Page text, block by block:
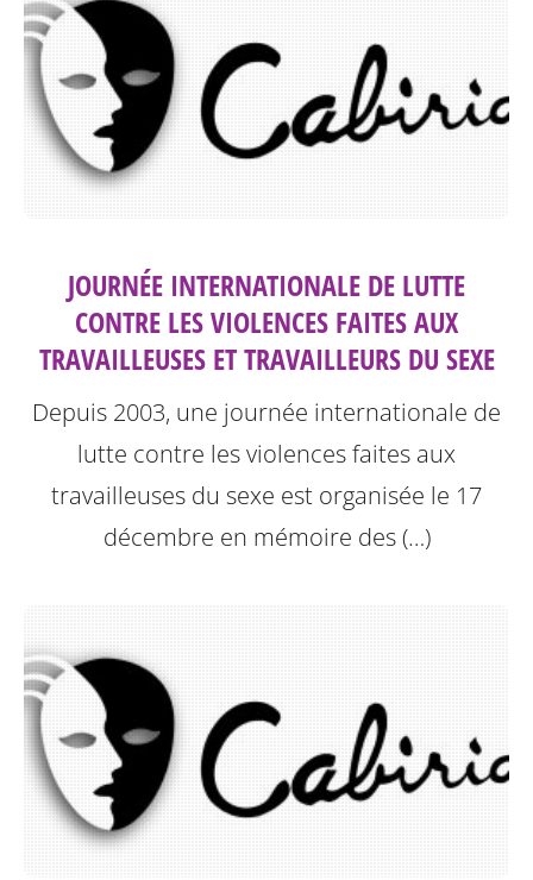
JOURNÉE INTERNATIONALE DE LUTTE
CONTRE LES VIOLENCES FAITES AUX
TRAVAILLEUSES ET TRAVAILLEURS DU SEXE
Depuis 2003, une journée internationale de
lutte contre les violences faites aux
travailleuses du sexe est organisée le 17
décembre en mémoire des (…)